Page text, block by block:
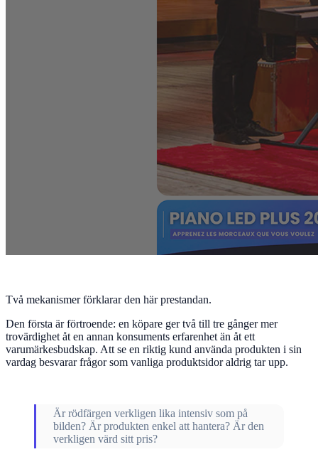
Två mekanismer förklarar den här prestandan.
Den första är förtroende: en köpare ger två till tre gånger mer
trovärdighet åt en annan konsuments erfarenhet än åt ett
varumärkesbudskap. Att se en riktig kund använda produkten i sin
vardag besvarar frågor som vanliga produktsidor aldrig tar upp.
Är rödfärgen verkligen lika intensiv som på
bilden? Är produkten enkel att hantera? Är den
verkligen värd sitt pris?